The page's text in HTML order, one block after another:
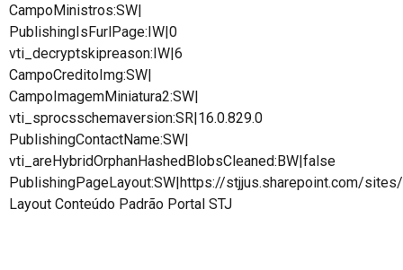
CampoMinistros:SW|
PublishingIsFurlPage:IW|0
vti_decryptskipreason:IW|6
CampoCreditoImg:SW|
CampoImagemMiniatura2:SW|
vti_sprocsschemaversion:SR|16.0.829.0
PublishingContactName:SW|
vti_areHybridOrphanHashedBlobsCleaned:BW|false
PublishingPageLayout:SW|https://stjjus.sharepoint.com/
Layout Conteúdo Padrão Portal STJ